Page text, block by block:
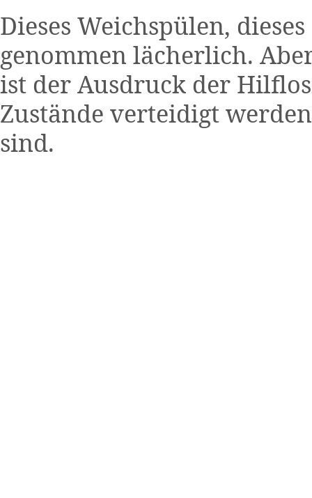
Dieses Weichspülen,
genommen lächerlich.
ist der Ausdruck der
Zustände verteidigt
sind.